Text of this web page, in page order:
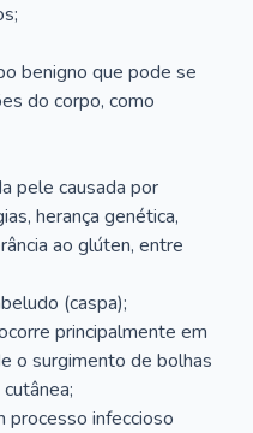
benigno que pode se
do corpo, como
pele causada por
herança genética,
ao glúten, entre
(caspa);
principalmente em
o surgimento de bolhas
processo infeccioso